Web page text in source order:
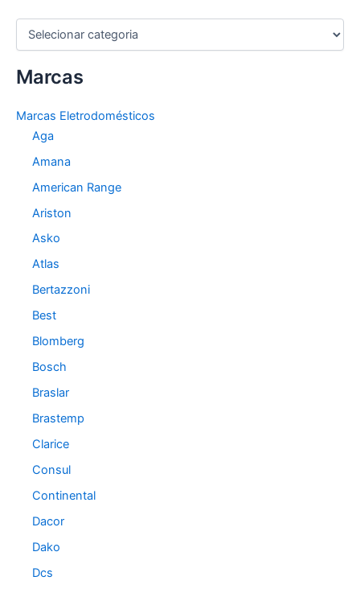
C
e
r
Marcas
Marcas Eletrodomésticos
Aga
Amana
American Range
Ariston
Asko
Atlas
Bertazzoni
Best
Blomberg
Bosch
Braslar
Brastemp
Clarice
Consul
Continental
Dacor
Dako
Dcs